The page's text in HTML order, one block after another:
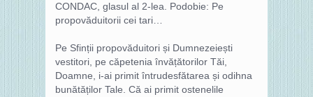
CONDAC, glasul al 2-lea. Podobie: Pe
propovăduitorii cei tari…
Pe Sfinții propovăduitori și Dumnezeiești
vestitori, pe căpetenia învățătorilor Tăi,
Doamne, i-ai primit întrudesfătarea și odihna
bunătăților Tale. Că ai primit ostenelile